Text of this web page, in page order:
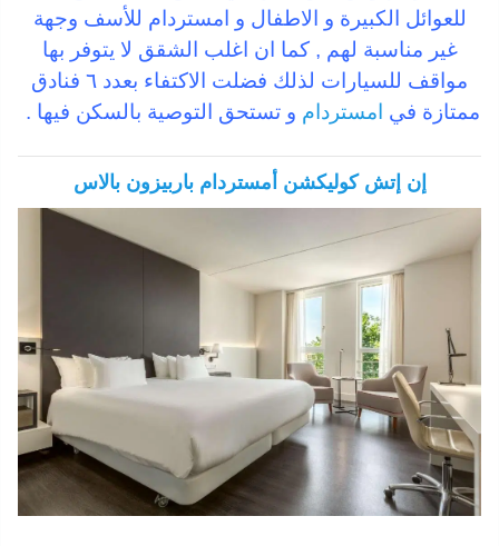
للعوائل الكبيرة و الاطفال و امستردام للأسف وجهة
غير مناسبة لهم , كما ان اغلب الشقق لا يتوفر بها
مواقف للسيارات لذلك فضلت الاكتفاء بعدد ٦ فنادق
ممتازة في امستردام و تستحق التوصية بالسكن فيها .
إن إتش كوليكشن أمستردام باربيزون بالاس